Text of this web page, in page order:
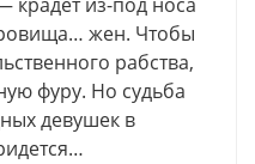
жен. Чтобы
рабства,
фуру. Но судьба
девушек в